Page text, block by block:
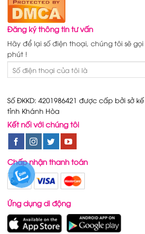
Đăng ký thông tin tư vấn
Hãy để lại số điện thoại, chúng tôi sẽ
phút !
Số ĐKKD: 4201986421 được cấp bởi sở
tỉnh Khánh Hòa
Kết nối với chúng tôi
Chấp nhận thanh toán
Ứng dụng di động